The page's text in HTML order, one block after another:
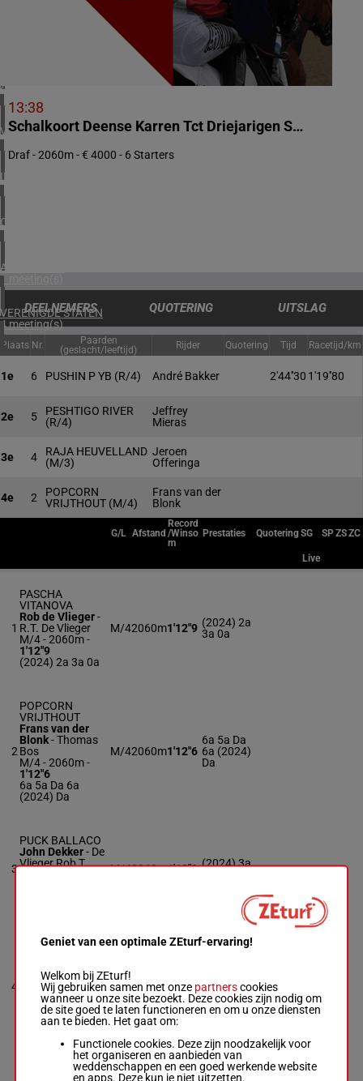
ZUID-AFRIKA
1 meeting(s)
VERENIGD KONINKRIJK
6 meeting(s)
IERLAND
2 meeting(s)
CHILI
1 meeting(s)
ARGENTINIË
1 meeting(s)
VERENIGDE STATEN
4 meeting(s)
13:38
Schalkoort Deense Karren Tct Driejarigen Satellietkoers
Draf - 2060m - € 4000 - 6 Starters
DEELNEMERS QUOTERING UITSLAG
Plaats Nr.
Paarden
(geslacht/leeftijd)
Rijder Quotering Tijd Racetijd/km
1e 6 PUSHIN P YB (R/4) André Bakker 2'44''30 1'19''80
2e 5
PESHTIGO RIVER
(R/4)
Jeffrey
Mieras
3e 4
RAJA HEUVELLAND
(M/3)
Jeroen
Offeringa
4e 2
POPCORN
VRIJTHOUT (M/4)
Frans van der
Blonk
G/L Afstand
Record
/Winso
m
Prestaties QuoteringSG SPZSZC
Live
1
PASCHA
VITANOVA
Rob de Vlieger-
R.T. De Vlieger
M/4 - 2060m-
1'12"9
(2024) 2a 3a 0a
M/42060m1'12"9 (2024) 2a
3a 0a
2
POPCORN
VRIJTHOUT
Frans van der
Blonk-Thomas
Bos
M/4 - 2060m-
1'12"6
6a 5a Da 6a
(2024) Da
M/42060m1'12"6
6a 5a Da
6a (2024)
Da
3
PUCK BALLACO
John Dekker- De
Vlieger Rob T
M/42060m1'13"0 (2024) 3a
4
RAJA
Offeringa-J.
Offeringa
M/3 - 2060m -
1'15"3
(2024) 6a 5a 2a
M/32060m 1'15"3 5a 2a 5a
0a
PESHTIGO
Geniet van een optimale ZEturf-ervaring!
Welkom bij ZEturf!
Wij gebruiken samen met onze partnerscookies
wanneer u onze site bezoekt. Deze cookies zijn nodig om
de site goed te laten functioneren en om u onze diensten
aan te bieden. Het gaat om:
Functionele cookies. Deze zijn noodzakelijk voor
het organiseren en aanbieden van
weddenschappen en een goed werkende website
en apps. Deze kun je niet uitzetten.